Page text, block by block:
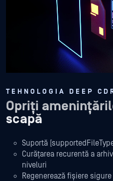
TEHNOLOGIA DEEP
Opriți
scapă
Suportă
Curățarea recurentă a
niveluri
Regenerează fișiere